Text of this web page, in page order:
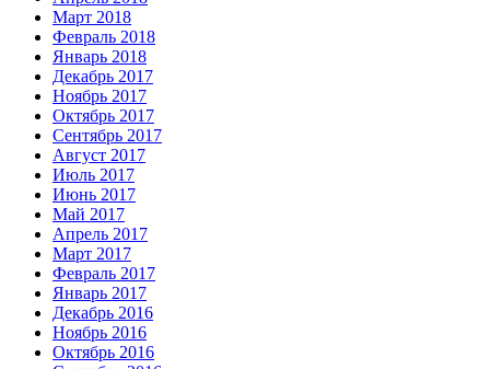
Март 2018
Февраль 2018
Январь 2018
Декабрь 2017
Ноябрь 2017
Октябрь 2017
Сентябрь 2017
Август 2017
Июль 2017
Июнь 2017
Май 2017
Апрель 2017
Март 2017
Февраль 2017
Январь 2017
Декабрь 2016
Ноябрь 2016
Октябрь 2016